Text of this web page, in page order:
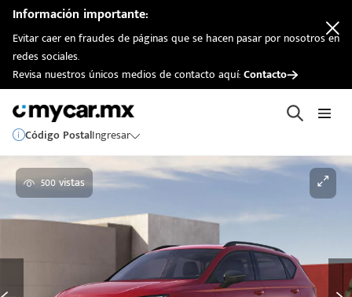
Información importante:
Evitar caer en fraudes de páginas que se hacen pasar por nosotros en
redes sociales.
Revisa nuestros únicos medios de contacto aquí:Contacto
Código PostalIngresar
500 vistas